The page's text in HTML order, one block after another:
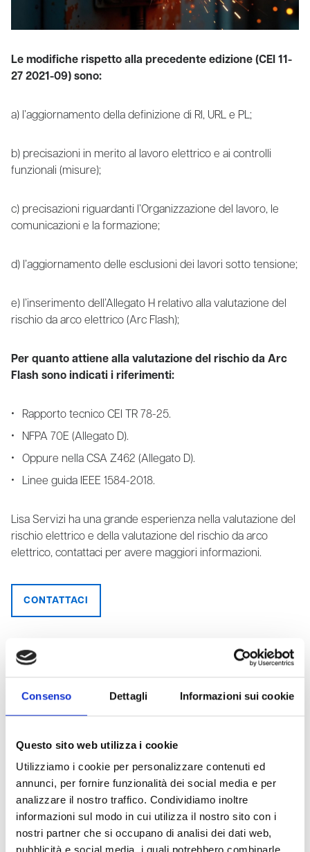
Consenso Dettagli Informazioni sui cookie
Questo sito web utilizza i cookie
Utilizziamo i cookie per personalizzare contenuti ed
annunci, per fornire funzionalità dei social media e per
analizzare il nostro traffico. Condividiamo inoltre
informazioni sul modo in cui utilizza il nostro sito con i
nostri partner che si occupano di analisi dei dati web,
Le modifiche rispetto alla precedente edizione (CEI 11-
27 2021-09) sono:
a) l’aggiornamento della definizione di RI, URL e PL;
b) precisazioni in merito al lavoro elettrico e ai controlli
funzionali (misure);
c) precisazioni riguardanti l’Organizzazione del lavoro, le
comunicazioni e la formazione;
d) l’aggiornamento delle esclusioni dei lavori sotto tensione;
e) l’inserimento dell’Allegato H relativo alla valutazione del
rischio da arco elettrico (Arc Flash);
Per quanto attiene alla valutazione del rischio da Arc
Flash sono indicati i riferimenti:
Rapporto tecnico CEI TR 78-25.
NFPA 70E (Allegato D).
Oppure nella CSA Z462 (Allegato D).
Linee guida IEEE 1584-2018.
Lisa Servizi ha una grande esperienza nella valutazione del
rischio elettrico e della valutazione del rischio da arco
elettrico, contattaci per avere maggiori informazioni.
CONTATTACI
Accordo Stato Regioni 2025
Aggiornamento normativo
Antincendio e gestione delle emergenze